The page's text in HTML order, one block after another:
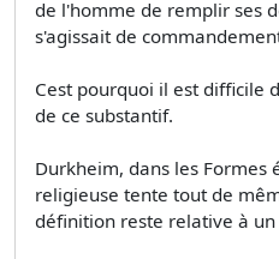
de l'homme de remplir ses
s'agissait de
Cest pourquoi il est difficile
de ce substantif.
Durkheim, dans les Formes
religieuse tente tout de
définition reste relative à